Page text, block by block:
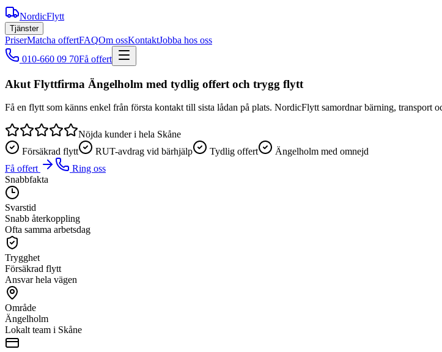
NordicFlytt
Tjänster
PriserMatcha offertFAQOm ossKontaktJobba hos oss
010-660 09 70Få offert
Akut Flyttfirma Ängelholm med tydlig offert och trygg flytt
Få en flytt som känns enkel från första kontakt till sista lådan på plats. NordicFlytt samordnar bärning,
Nöjda kunder i hela Skåne
Försäkrad flytt
RUT-avdrag vid bärhjälp Tydlig offert
Ängelholm med omnejd
Få offert
Ring oss
Snabbfakta
Svarstid
Snabb återkoppling
Ofta samma arbetsdag
Trygghet
Försäkrad flytt
Ansvar hela vägen
Område
Ängelholm
Lokalt team i Skåne